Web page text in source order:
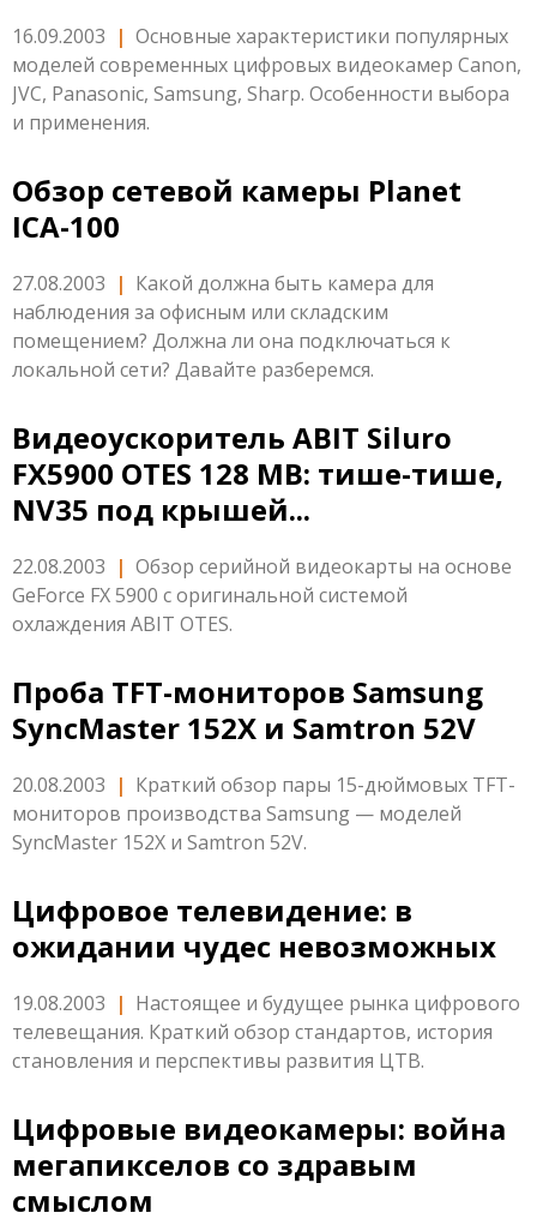
16.09.2003 | Основные характеристики популярных
моделей современных цифровых видеокамер Canon,
JVC, Panasonic, Samsung, Sharp. Особенности выбора
и применения.
Обзор сетевой камеры Planet
ICA-100
27.08.2003 | Какой должна быть камера для
наблюдения за офисным или складским
помещением? Должна ли она подключаться к
локальной сети? Давайте разберемся.
Видеоускоритель ABIT Siluro
FX5900 OTES 128 MB: тише-тише,
NV35 под крышей...
22.08.2003 | Обзор серийной видеокарты на основе
GeForce FX 5900 с оригинальной системой
охлаждения ABIT OTES.
Проба TFT-мониторов Samsung
SyncMaster 152X и Samtron 52V
20.08.2003 | Краткий обзор пары 15-дюймовых TFT-
мониторов производства Samsung — моделей
SyncMaster 152X и Samtron 52V.
Цифровое телевидение: в
ожидании чудес невозможных
19.08.2003 | Настоящее и будущее рынка цифрового
телевещания. Краткий обзор стандартов, история
становления и перспективы развития ЦТВ.
Цифровые видеокамеры: война
мегапикселов со здравым
смыслом